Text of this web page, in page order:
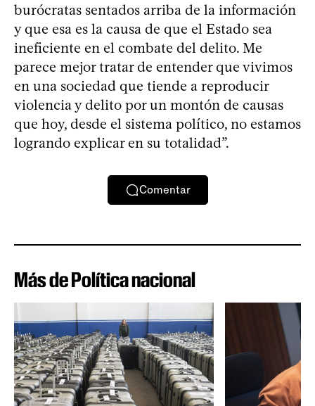
burócratas sentados arriba de la información
y que esa es la causa de que el Estado sea
ineficiente en el combate del delito. Me
parece mejor tratar de entender que vivimos
en una sociedad que tiende a reproducir
violencia y delito por un montón de causas
que hoy, desde el sistema político, no estamos
logrando explicar en su totalidad”.
Comentar
Más de Política nacional